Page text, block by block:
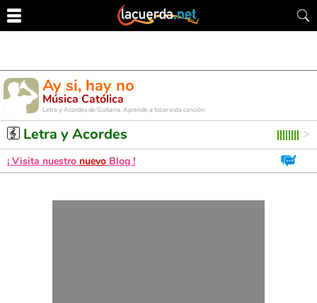
Ay si, hay no
Música Católica
Letra y Acordes de Guitarra. Aprende a tocar esta canción
Letra y Acordes
¡ Visita nuestro nuevo Blog !